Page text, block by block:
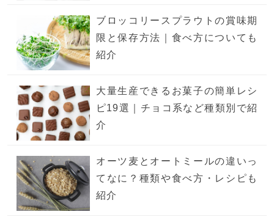
ブロッコリースプラウトの賞味期
限と保存方法｜食べ方についても
紹介
大量生産できるお菓子の簡単レシ
ピ19選｜チョコ系など種類別で紹
介
オーツ麦とオートミールの違いっ
てなに？種類や食べ方・レシピも
紹介